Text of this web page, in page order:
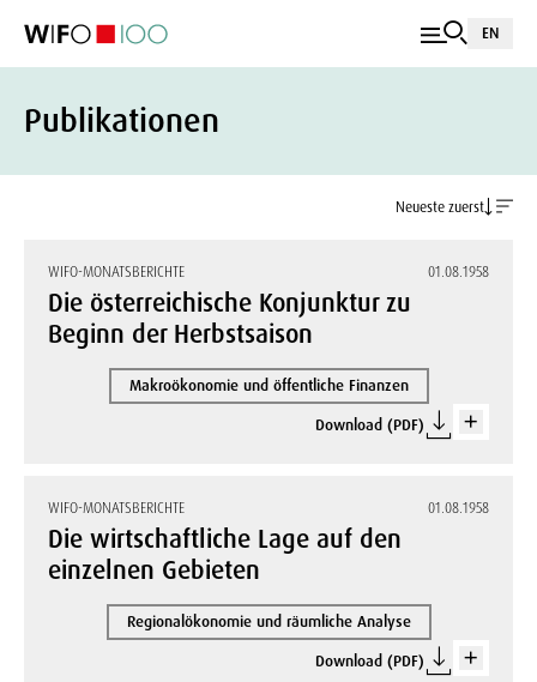
EN
Publikationen
Neueste zuerst
WIFO-MONATSBERICHTE 01.08.1958
Die österreichische Konjunktur zu
Beginn der Herbstsaison
Makroökonomie und öffentliche Finanzen
Download (PDF)
WIFO-MONATSBERICHTE 01.08.1958
Die wirtschaftliche Lage auf den
einzelnen Gebieten
Regionalökonomie und räumliche Analyse
Download (PDF)